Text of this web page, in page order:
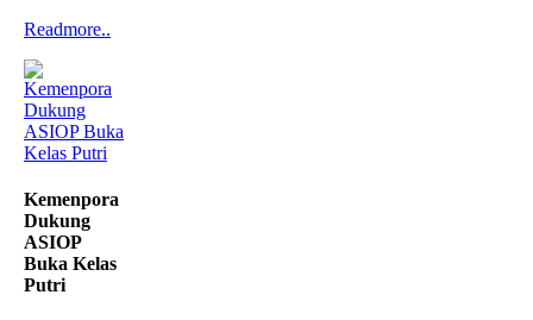
Readmore..
Kemenpora
Dukung
ASIOP
Buka Kelas
Putri